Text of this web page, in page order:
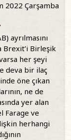
2022 Çarşamba
ayrılmasını
Brexit’i Birleşik
her şeyi
deva bir ilaç
öne çıkan
ne de
yer alan
Farage ve
herhangi